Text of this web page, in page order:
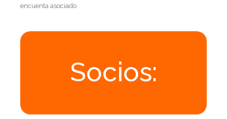
encuenta asociado
Socios: